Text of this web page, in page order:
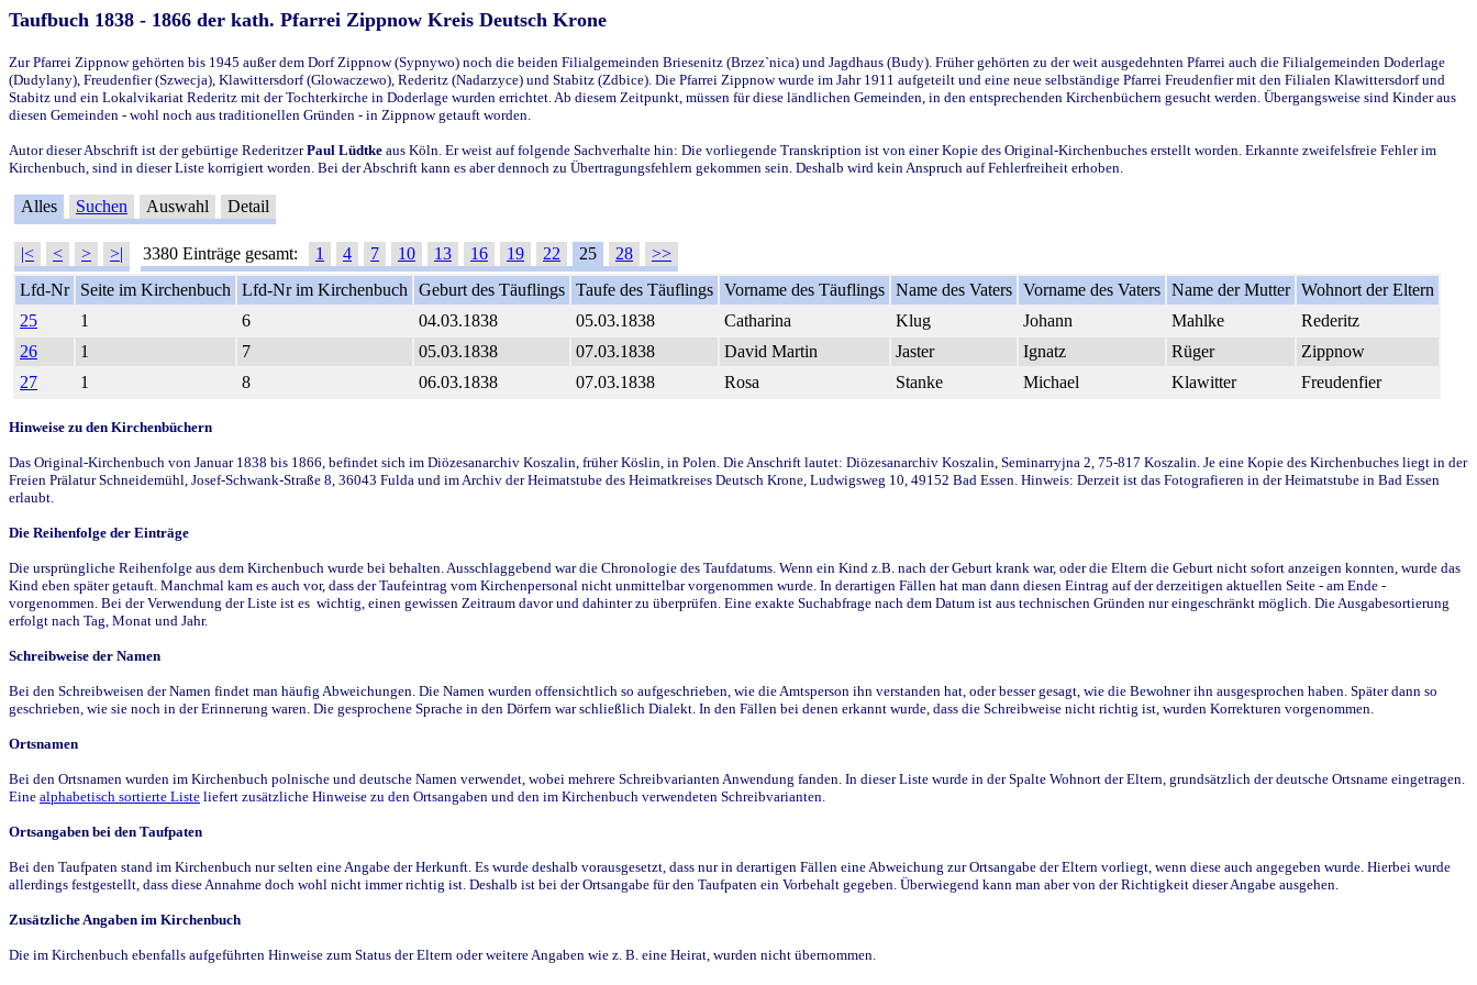
Taufbuch 1838 - 1866 der kath. Pfarrei Zippnow Kreis Deutsch Krone
Zur Pfarrei Zippnow gehörten bis 1945 außer dem Dorf Zippnow (Sypnywo) noch die beiden Filialgemeinden Briesenitz (Brzez`nica) und Jagdhaus (Budy). Früher gehörten zu der weit ausgedehnten Pfarrei auch die Filialgemeinden Doderlage
(Dudylany), Freudenfier (Szwecja), Klawittersdorf (Glowaczewo), Rederitz (Nadarzyce) und Stabitz (Zdbice). Die Pfarrei Zippnow wurde im Jahr 1911 aufgeteilt und eine neue selbständige Pfarrei Freudenfier mit den Filialen Klawittersdorf und
Stabitz und ein Lokalvikariat Rederitz mit der Tochterkirche in Doderlage wurden errichtet. Ab diesem Zeitpunkt, müssen für diese ländlichen Gemeinden, in den entsprechenden Kirchenbüchern gesucht werden. Übergangsweise sind Kinder aus
diesen Gemeinden - wohl noch aus traditionellen Gründen - in Zippnow getauft worden.
Autor dieser Abschrift ist der gebürtige RederitzerPaul Lüdtke aus Köln. Er weist auf folgende Sachverhalte hin: Die vorliegende Transkription ist von einer Kopie des Original-Kirchenbuches erstellt worden. Erkannte zweifelsfreie Fehler im
Kirchenbuch, sind in dieser Liste korrigiert worden. Bei der Abschrift kann es aber dennoch zu Übertragungsfehlern gekommen sein. Deshalb wird kein Anspruch auf Fehlerfreiheit erhoben.
Alles Suchen Auswahl Detail
|< < > >| 3380 Einträge gesamt: 1 4 7 10 13 16 19 22 25 28
>>
Lfd-Nr
Seite im Kirchenbuch Lfd-Nr im Kirchenbuch Geburt des Täuflings Taufe des Täuflings Vorname des Täuflings Name des Vaters Vorname des Vaters Name der Mutter Wohnort der Eltern
25
1 6 04.03.1838 05.03.1838 Catharina Klug Johann Mahlke
Rederitz
26
1 7 05.03.1838 07.03.1838 David Martin Jaster Ignatz Rüger
Zippnow
27
1 8 06.03.1838 07.03.1838 Rosa Stanke Michael Klawitter Freudenfier
Hinweise zu den Kirchenbüchern
Das Original-Kirchenbuch von Januar 1838 bis 1866, befindet sich im Diözesanarchiv Koszalin, früher Köslin, in Polen. Die Anschrift lautet: Diözesanarchiv Koszalin, Seminarryjna 2, 75-817 Koszalin. Je eine Kopie des Kirchenbuches liegt in der
Freien Prälatur Schneidemühl, Josef-Schwank-Straße 8, 36043 Fulda und im Archiv der Heimatstube des Heimatkreises Deutsch Krone, Ludwigsweg 10, 49152 Bad Essen. Hinweis: Derzeit ist das Fotografieren in der Heimatstube in Bad Essen
erlaubt.
Die Reihenfolge der Einträge
Die ursprüngliche Reihenfolge aus dem Kirchenbuch wurde bei behalten. Ausschlaggebend war die Chronologie des Taufdatums. Wenn ein Kind z.B. nach der Geburt krank war, oder die Eltern die Geburt nicht sofort anzeigen konnten, wurde das
Kind eben später getauft. Manchmal kam es auch vor, dass der Taufeintrag vom Kirchenpersonal nicht unmittelbar vorgenommen wurde. In derartigen Fällen hat man dann diesen Eintrag auf der derzeitigen aktuellen Seite - am Ende -
vorgenommen. Bei der Verwendung der Liste ist es wichtig, einen gewissen Zeitraum davor und dahinter zu überprüfen. Eine exakte Suchabfrage nach dem Datum ist aus technischen Gründen nur eingeschränkt möglich. Die Ausgabesortierung
erfolgt nach Tag, Monat und Jahr.
Schreibweise der Namen
Bei den Schreibweisen der Namen findet man häufig Abweichungen. Die Namen wurden offensichtlich so aufgeschrieben, wie die Amtsperson ihn verstanden hat, oder besser gesagt, wie die Bewohner ihn ausgesprochen haben. Später dann so
geschrieben, wie sie noch in der Erinnerung waren. Die gesprochene Sprache in den Dörfern war schließlich Dialekt. In den Fällen bei denen erkannt wurde, dass die Schreibweise nicht richtig ist, wurden Korrekturen vorgenommen.
Ortsnamen
Bei den Ortsnamen wurden im Kirchenbuch polnische und deutsche Namen verwendet, wobei mehrere Schreibvarianten Anwendung fanden. In dieser Liste wurde in der Spalte Wohnort der Eltern, grundsätzlich der deutsche Ortsname eingetragen.
Eine alphabetisch sortierte Liste liefert zusätzliche Hinweise zu den Ortsangaben und den im Kirchenbuch verwendeten Schreibvarianten.
Ortsangaben bei den Taufpaten
Bei den Taufpaten stand im Kirchenbuch nur selten eine Angabe der Herkunft. Es wurde deshalb vorausgesetzt, dass nur in derartigen Fällen eine Abweichung zur Ortsangabe der Eltern vorliegt, wenn diese auch angegeben wurde. Hierbei wurde
allerdings festgestellt, dass diese Annahme doch wohl nicht immer richtig ist. Deshalb ist bei der Ortsangabe für den Taufpaten ein Vorbehalt gegeben. Überwiegend kann man aber von der Richtigkeit dieser Angabe ausgehen.
Zusätzliche Angaben im Kirchenbuch
Die im Kirchenbuch ebenfalls aufgeführten Hinweise zum Status der Eltern oder weitere Angaben wie z. B. eine Heirat, wurden nicht übernommen.